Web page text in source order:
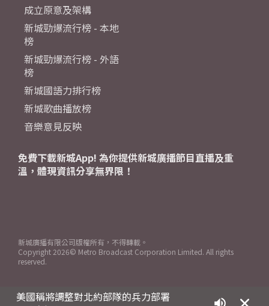
美國稱將調整對北約部隊的兵力部署
成立原意及架構
新城勁爆流行榜 - 本地
榜
新城勁爆流行榜 - 外語
榜
新城國語力排行榜
新城歌曲播放榜
音樂意見反映
免費下載新城App! 為你提供新城廣播節目直播及重
溫，體現資訊分享無界限！
新城廣播有限公司版權所有，不得轉載。
Copyright 2026© Metro Broadcast Corporation Limited. All rights
reserved.